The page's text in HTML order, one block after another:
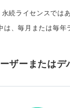
続ライセンスではあ
は、毎月または毎年
ザーまたはデ